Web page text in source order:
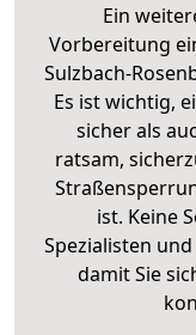
Ein
Vorbereitung
Sulzbach-
Es ist wichtig,
sicher als
ratsam,
ist. Keine
Spezialisten
damit Sie